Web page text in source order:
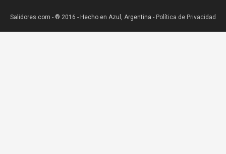
Salidores.com - ® 2016 - Hecho en Azul, Argentina - Política de Privacidad